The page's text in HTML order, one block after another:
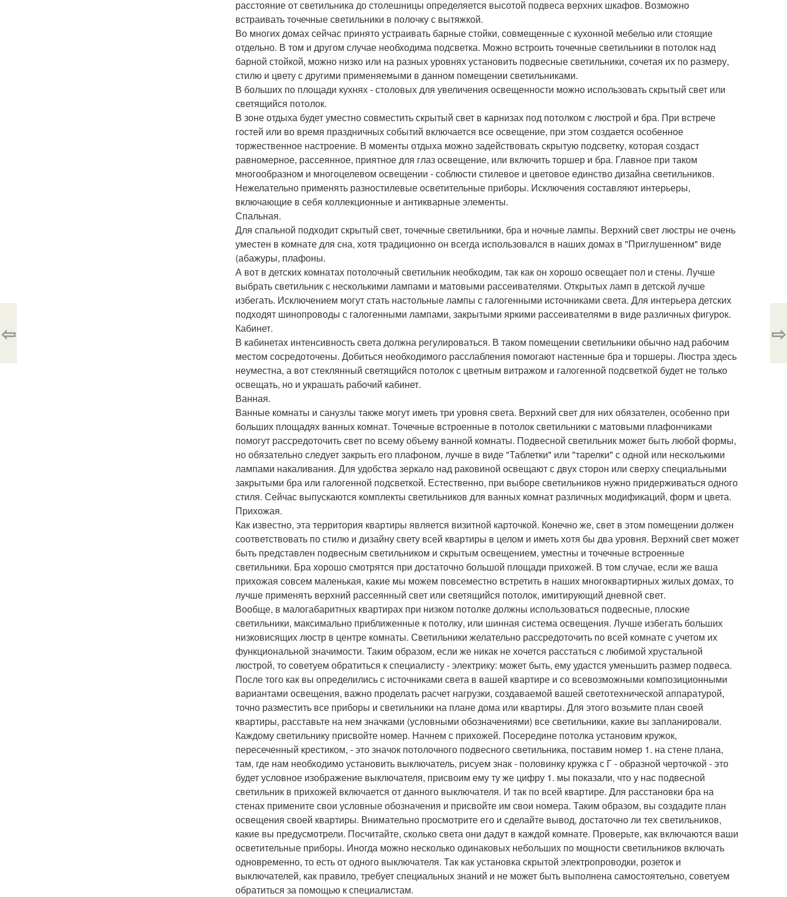
расстояние от светильника до столешницы определяется высотой подвеса верхних шкафов. Возможно
встраивать точечные светильники в полочку с вытяжкой.
Во многих домах сейчас принято устраивать барные стойки, совмещенные с кухонной мебелью или стоящие
отдельно. В том и другом случае необходима подсветка. Можно встроить точечные светильники в потолок над
барной стойкой, можно низко или на разных уровнях установить подвесные светильники, сочетая их по размеру,
стилю и цвету с другими применяемыми в данном помещении светильниками.
В больших по площади кухнях - столовых для увеличения освещенности можно использовать скрытый свет или
светящийся потолок.
В зоне отдыха будет уместно совместить скрытый свет в карнизах под потолком с люстрой и бра. При встрече
гостей или во время праздничных событий включается все освещение, при этом создается особенное
торжественное настроение. В моменты отдыха можно задействовать скрытую подсветку, которая создаст
равномерное, рассеянное, приятное для глаз освещение, или включить торшер и бра. Главное при таком
многообразном и многоцелевом освещении - соблюсти стилевое и цветовое единство дизайна светильников.
Нежелательно применять разностилевые осветительные приборы. Исключения составляют интерьеры,
включающие в себя коллекционные и антикварные элементы.
Спальная.
Для спальной подходит скрытый свет, точечные светильники, бра и ночные лампы. Верхний свет люстры не очень
уместен в комнате для сна, хотя традиционно он всегда использовался в наших домах в "Приглушенном" виде
(абажуры, плафоны.
А вот в детских комнатах потолочный светильник необходим, так как он хорошо освещает пол и стены. Лучше
выбрать светильник с несколькими лампами и матовыми рассеивателями. Открытых ламп в детской лучше
избегать. Исключением могут стать настольные лампы с галогенными источниками света. Для интерьера детских
подходят шинопроводы с галогенными лампами, закрытыми яркими рассеивателями в виде различных фигурок.
Кабинет.
В кабинетах интенсивность света должна регулироваться. В таком помещении светильники обычно над рабочим
местом сосредоточены. Добиться необходимого расслабления помогают настенные бра и торшеры. Люстра здесь
неуместна, а вот стеклянный светящийся потолок с цветным витражом и галогенной подсветкой будет не только
освещать, но и украшать рабочий кабинет.
Ванная.
Ванные комнаты и санузлы также могут иметь три уровня света. Верхний свет для них обязателен, особенно при
больших площадях ванных комнат. Точечные встроенные в потолок светильники с матовыми плафончиками
помогут рассредоточить свет по всему объему ванной комнаты. Подвесной светильник может быть любой формы,
но обязательно следует закрыть его плафоном, лучше в виде "Таблетки" или "тарелки" с одной или несколькими
лампами накаливания. Для удобства зеркало над раковиной освещают с двух сторон или сверху специальными
закрытыми бра или галогенной подсветкой. Естественно, при выборе светильников нужно придерживаться одного
стиля. Сейчас выпускаются комплекты светильников для ванных комнат различных модификаций, форм и цвета.
Прихожая.
Как известно, эта территория квартиры является визитной карточкой. Конечно же, свет в этом помещении должен
соответствовать по стилю и дизайну свету всей квартиры в целом и иметь хотя бы два уровня. Верхний свет может
быть представлен подвесным светильником и скрытым освещением, уместны и точечные встроенные
светильники. Бра хорошо смотрятся при достаточно большой площади прихожей. В том случае, если же ваша
прихожая совсем маленькая, какие мы можем повсеместно встретить в наших многоквартирных жилых домах, то
лучше применять верхний рассеянный свет или светящийся потолок, имитирующий дневной свет.
Вообще, в малогабаритных квартирах при низком потолке должны использоваться подвесные, плоские
светильники, максимально приближенные к потолку, или шинная система освещения. Лучше избегать больших
низковисящих люстр в центре комнаты. Светильники желательно рассредоточить по всей комнате с учетом их
функциональной значимости. Таким образом, если же никак не хочется расстаться с любимой хрустальной
люстрой, то советуем обратиться к специалисту - электрику: может быть, ему удастся уменьшить размер подвеса.
После того как вы определились с источниками света в вашей квартире и со всевозможными композиционными
вариантами освещения, важно проделать расчет нагрузки, создаваемой вашей светотехнической аппаратурой,
точно разместить все приборы и светильники на плане дома или квартиры. Для этого возьмите план своей
квартиры, расставьте на нем значками (условными обозначениями) все светильники, какие вы запланировали.
Каждому светильнику присвойте номер. Начнем с прихожей. Посередине потолка установим кружок,
пересеченный крестиком, - это значок потолочного подвесного светильника, поставим номер 1. на стене плана,
там, где нам необходимо установить выключатель, рисуем знак - половинку кружка с Г - образной черточкой - это
будет условное изображение выключателя, присвоим ему ту же цифру 1. мы показали, что у нас подвесной
светильник в прихожей включается от данного выключателя. И так по всей квартире. Для расстановки бра на
стенах примените свои условные обозначения и присвойте им свои номера. Таким образом, вы создадите план
освещения своей квартиры. Внимательно просмотрите его и сделайте вывод, достаточно ли тех светильников,
какие вы предусмотрели. Посчитайте, сколько света они дадут в каждой комнате. Проверьте, как включаются ваши
осветительные приборы. Иногда можно несколько одинаковых небольших по мощности светильников включать
одновременно, то есть от одного выключателя. Так как установка скрытой электропроводки, розеток и
выключателей, как правило, требует специальных знаний и не может быть выполнена самостоятельно, советуем
обратиться за помощью к специалистам.
⇦ ⇨